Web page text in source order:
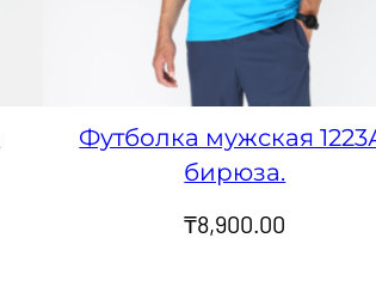
Футболка мужская
бирюза.
₸8,900.00